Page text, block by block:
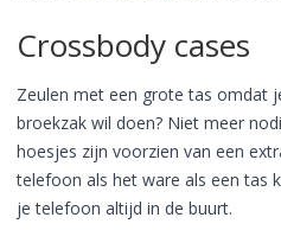
Crossbody cases
Zeulen met een grote tas omdat
broekzak wil doen? Niet meer
hoesjes zijn voorzien van een
telefoon als het ware als een tas
je telefoon altijd in de buurt.